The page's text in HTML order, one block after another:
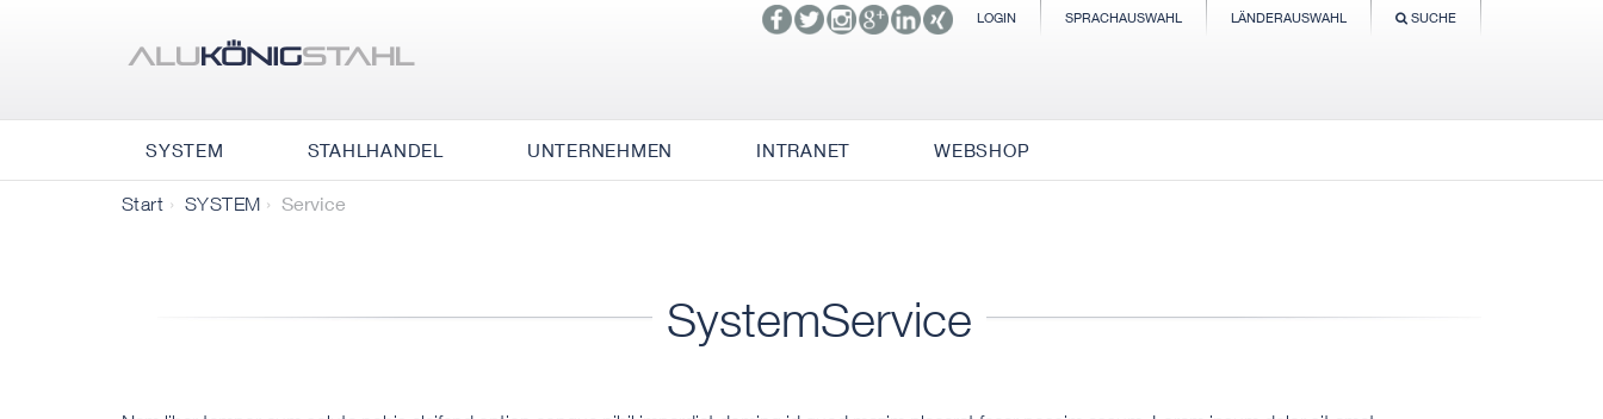
LOGIN SPRACHAUSWAHL LÄNDERAUSWAHL SUCHE
SYSTEM STAHLHANDEL UNTERNEHMEN INTRANET WEBSHOP
Start SYSTEM Service
SystemService